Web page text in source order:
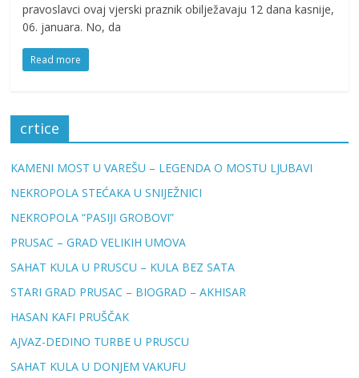
pravoslavci ovaj vjerski praznik obilježavaju 12 dana kasnije,
06. januara. No, da
Read more
crtice
KAMENI MOST U VAREŠU – LEGENDA O MOSTU LJUBAVI
NEKROPOLA STEĆAKA U SNIJEŽNICI
NEKROPOLA “PASIJI GROBOVI”
PRUSAC – GRAD VELIKIH UMOVA
SAHAT KULA U PRUSCU – KULA BEZ SATA
STARI GRAD PRUSAC – BIOGRAD – AKHISAR
HASAN KAFI PRUŠČAK
AJVAZ-DEDINO TURBE U PRUSCU
SAHAT KULA U DONJEM VAKUFU